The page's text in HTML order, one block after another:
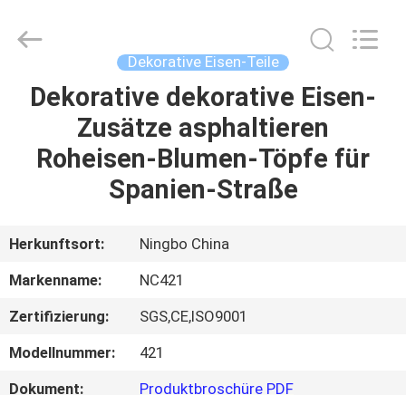
HAUSE
PRODUKTE
VIDEOS
UNS
Foundry
CO.,LTD.
Dekorative Eisen-Teile
Dekorative dekorative Eisen-
Zusätze asphaltieren
Roheisen-Blumen-Töpfe für
Spanien-Straße
Herkunftsort:
Ningbo China
Markenname:
NC421
Zertifizierung:
SGS,CE,ISO9001
Modellnummer:
421
Dokument:
Produktbroschüre PDF